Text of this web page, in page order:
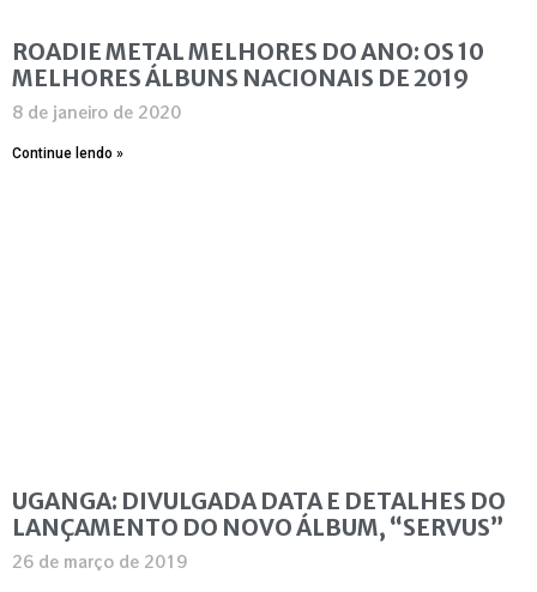
ROADIE METAL MELHORES DO ANO: OS 10
MELHORES ÁLBUNS NACIONAIS DE 2019
8 de janeiro de 2020
Continue lendo »
UGANGA: DIVULGADA DATA E DETALHES DO
LANÇAMENTO DO NOVO ÁLBUM, “SERVUS”
26 de março de 2019